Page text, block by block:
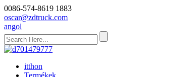
0086-574-8619 1883
oscar@zdtruck.com
angol
itthon
Termékek